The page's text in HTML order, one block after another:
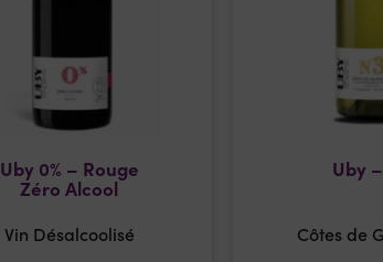
Uby 0% – Rouge
Zéro Alcool
Vin Désalcoolisé
Uby
Côtes de